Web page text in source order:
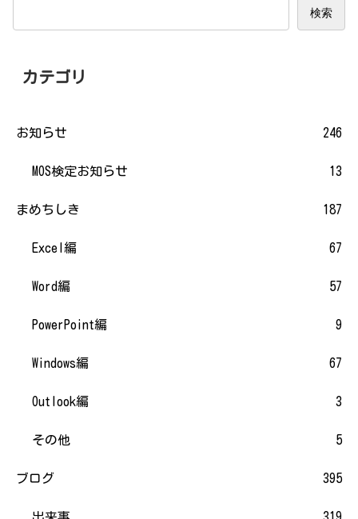
検索
カテゴリ
お知らせ 246
MOS検定お知らせ 13
まめちしき 187
Excel編 67
Word編 57
PowerPoint編 9
Windows編 67
Outlook編 3
その他 5
ブログ 395